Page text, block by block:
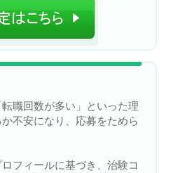
転職回数が多い」といった理
不安になり、応募をためら
フィールに基づき、治験コ